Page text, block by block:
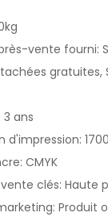
vente fourni:
gratuites,
ans
d'impression:
CMYK
clés: Haute
Produit